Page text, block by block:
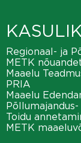
Regionaal- ja
METK
Maaelu
PRIA
Maaelu
Toidu
METK